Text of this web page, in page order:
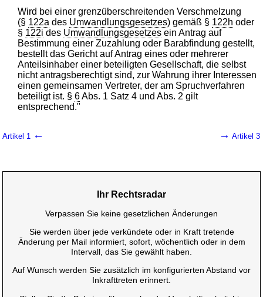
Wird bei einer grenzüberschreitenden Verschmelzung
(§ 122a des Umwandlungsgesetzes) gemäß § 122h oder
§ 122i des Umwandlungsgesetzes ein Antrag auf
Bestimmung einer Zuzahlung oder Barabfindung gestellt,
bestellt das Gericht auf Antrag eines oder mehrerer
Anteilsinhaber einer beteiligten Gesellschaft, die selbst
nicht antragsberechtigt sind, zur Wahrung ihrer Interessen
einen gemeinsamen Vertreter, der am Spruchverfahren
beteiligt ist. §6Abs. 1 Satz 4 und Abs. 2 gilt
entsprechend."
Artikel 1 ← → Artikel 3
Ihr Rechtsradar
Verpassen Sie keine gesetzlichen Änderungen
Sie werden über jede verkündete oder in Kraft tretende
Änderung per Mail informiert, sofort, wöchentlich oder in dem
Intervall, das Sie gewählt haben.
Auf Wunsch werden Sie zusätzlich im konfigurierten Abstand vor
Inkrafttreten erinnert.